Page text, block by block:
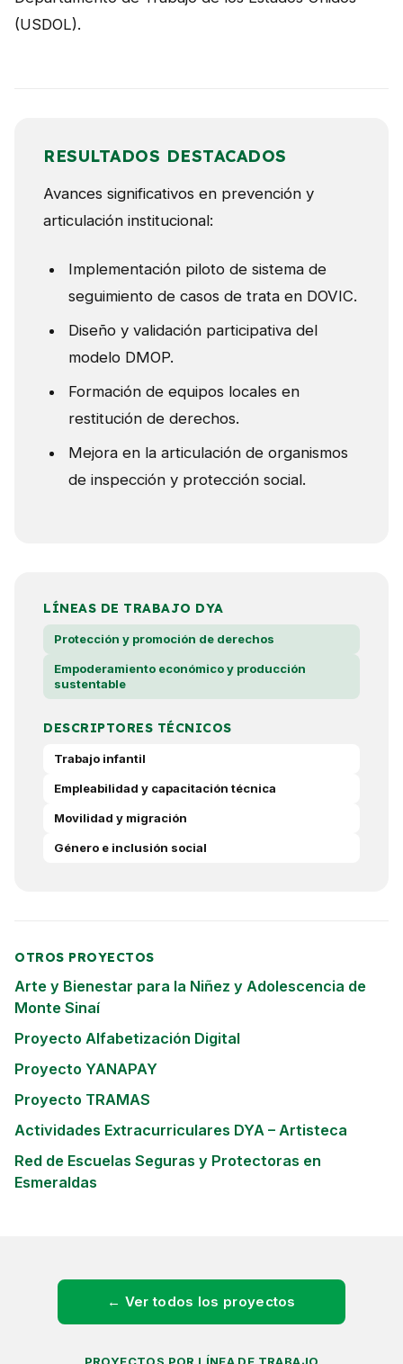
(USDOL).
RESULTADOS DESTACADOS
Avances significativos en prevención y
articulación institucional:
Implementación piloto de sistema de
seguimiento de casos de trata en DOVIC.
Diseño y validación participativa del
modelo DMOP.
Formación de equipos locales en
restitución de derechos.
Mejora en la articulación de organismos
de inspección y protección social.
LÍNEAS DE TRABAJO DYA
Protección y promoción de derechos
Empoderamiento económico y producción
sustentable
DESCRIPTORES TÉCNICOS
Trabajo infantil
Empleabilidad y capacitación técnica
Movilidad y migración
Género e inclusión social
OTROS PROYECTOS
Arte y Bienestar para la Niñez y Adolescencia de
Monte Sinaí
Proyecto Alfabetización Digital
Proyecto YANAPAY
Proyecto TRAMAS
Actividades Extracurriculares DYA – Artisteca
Red de Escuelas Seguras y Protectoras en
Esmeraldas
← Ver todos los proyectos